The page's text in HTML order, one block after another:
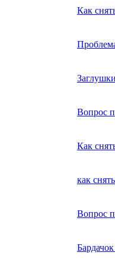
Как
Вопрос
Как
как
Вопрос